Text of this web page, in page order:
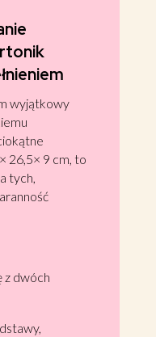
wyjątkowy
26,5× 9 cm, to
tych,
z dwóch